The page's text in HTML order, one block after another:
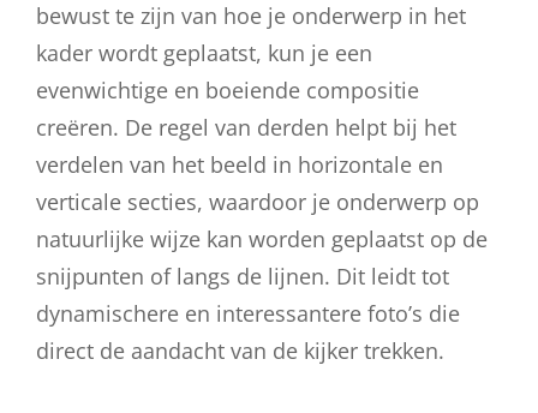
bewust te zijn van hoe je onderwerp in het
kader wordt geplaatst, kun je een
evenwichtige en boeiende compositie
creëren. De regel van derden helpt bij het
verdelen van het beeld in horizontale en
verticale secties, waardoor je onderwerp op
natuurlijke wijze kan worden geplaatst op de
snijpunten of langs de lijnen. Dit leidt tot
dynamischere en interessantere foto’s die
direct de aandacht van de kijker trekken.